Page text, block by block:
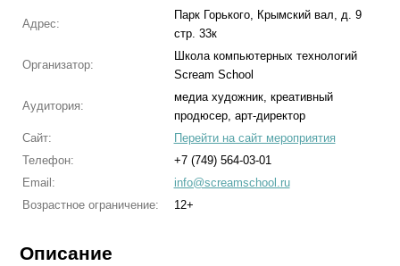
Адрес:
Парк Горького, Крымский вал, д. 9
стр. 33к
Организатор:
Школа компьютерных технологий
Scream School
Аудитория:
медиа художник, креативный
продюсер, арт-директор
Сайт:
Перейти на сайт мероприятия
Телефон:
+7 (749) 564-03-01
Email:
info@screamschool.ru
Возрастное ограничение:
12+
Описание